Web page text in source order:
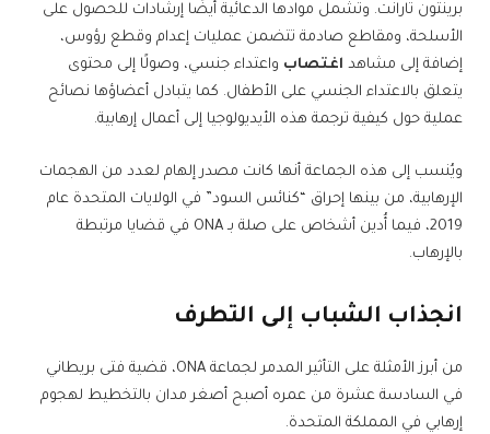
برينتون تارانت. وتشمل موادها الدعائية أيضًا إرشادات للحصول على
الأسلحة، ومقاطع صادمة تتضمن عمليات إعدام وقطع رؤوس،
إضافة إلى مشاهد اغتصاب واعتداء جنسي، وصولًا إلى محتوى
يتعلق بالاعتداء الجنسي على الأطفال. كما يتبادل أعضاؤها نصائح
عملية حول كيفية ترجمة هذه الأيديولوجيا إلى أعمال إرهابية.
ويُنسب إلى هذه الجماعة أنها كانت مصدر إلهام لعدد من الهجمات
الإرهابية، من بينها إحراق “كنائس السود” في الولايات المتحدة عام
2019، فيما أُدين أشخاص على صلة بـ ONA في قضايا مرتبطة
بالإرهاب.
انجذاب الشباب إلى التطرف
من أبرز الأمثلة على التأثير المدمر لجماعة ONA، قضية فتى بريطاني
في السادسة عشرة من عمره أصبح أصغر مدان بالتخطيط لهجوم
إرهابي في المملكة المتحدة.